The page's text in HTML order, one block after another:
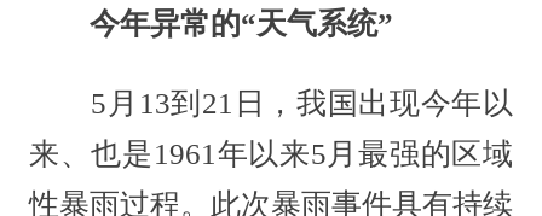
今年异常的“天气系统”
5月13到21日，我国出现今年以
来、也是1961年以来5月最强的区域
性暴雨过程。此次暴雨事件具有持续